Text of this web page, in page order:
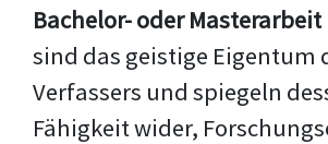
Bachelor- oder Masterarbeit
sind das geistige Eigentum
Verfassers und spiegeln
Fähigkeit wider,